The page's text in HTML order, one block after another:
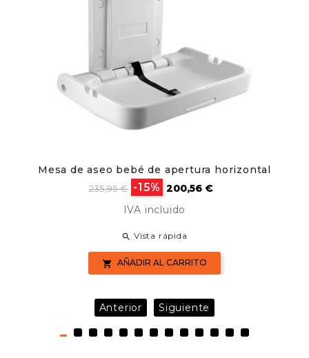
Mesa de aseo bebé de apertura horizontal
Precio
235,95 € -15% Precio
200,56 €
IVA incluido
 Vista rápida
 AÑADIR AL CARRITO
Anterior Siguiente